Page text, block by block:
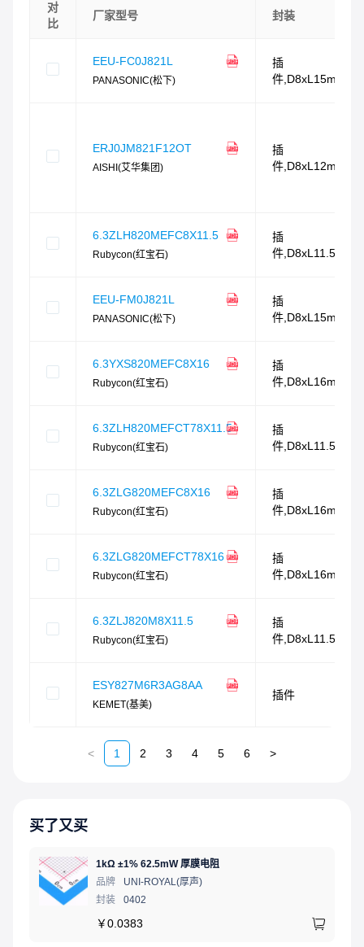
对
比
厂家型号 封装
EEU-FC0J821L
PANASONIC(松下)
插
件,D8xL15mm
ERJ0JM821F12OT
AISHI(艾华集团)
插
件,D8xL12mm
6.3ZLH820MEFC8X11.5
Rubycon(红宝石)
插
件,D8xL11.5mm
EEU-FM0J821L
PANASONIC(松下)
插
件,D8xL15mm
6.3YXS820MEFC8X16
Rubycon(红宝石)
插
件,D8xL16mm
6.3ZLH820MEFCT78X11.5
Rubycon(红宝石)
插
件,D8xL11.5mm
6.3ZLG820MEFC8X16
Rubycon(红宝石)
插
件,D8xL16mm
6.3ZLG820MEFCT78X16
Rubycon(红宝石)
插
件,D8xL16mm
6.3ZLJ820M8X11.5
Rubycon(红宝石)
插
件,D8xL11.5mm
ESY827M6R3AG8AA
KEMET(基美)
插件
< 1 2 3 4 5 6 >
买了又买
1kΩ ±1% 62.5mW 厚膜电阻
品牌
UNI-ROYAL(厚声)
封装
0402
￥0.0383